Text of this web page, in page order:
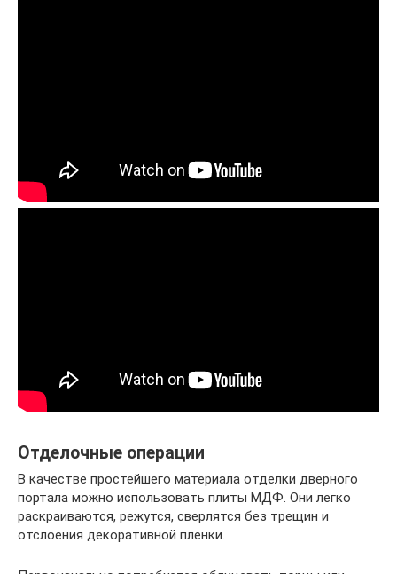
Отделочные операции
В качестве простейшего материала отделки дверного
портала можно использовать плиты МДФ. Они легко
раскраиваются, режутся, сверлятся без трещин и
отслоения декоративной пленки.